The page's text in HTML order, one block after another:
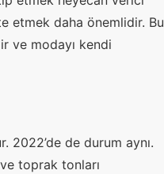
etmek daha önemlidir. Bu
ve modayı kendi
2022’de de durum aynı.
toprak tonları